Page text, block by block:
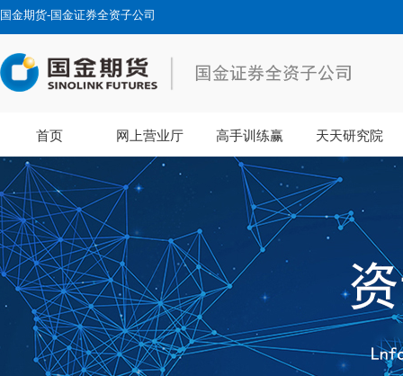
国金期货-国金证券全资子公司
首页 网上营业厅 高手训练赢 天天研究院